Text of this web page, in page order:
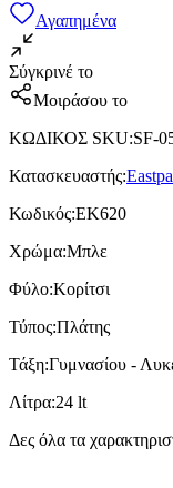
Αγαπημένα
Σύγκρινέ το
Μοιράσου το
ΚΩΔΙΚΟΣ SKU:SF-
Κατασκευαστής:
Κωδικός:ΕΚ620
Χρώμα:Μπλε
Φύλο:Κορίτσι
Τύπος:Πλάτης
Τάξη:Γυμνασίου -
Λίτρα:24 lt
Δες όλα τα